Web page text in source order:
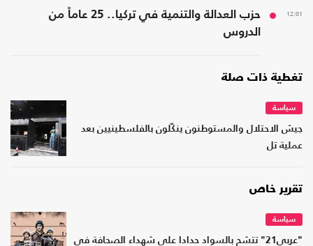
12:01
حزب العدالة والتنمية في تركيا.. 25 عاماً من
الدروس
تغطية ذات صلة
سياسة
جيش الاحتلال والمستوطنون ينكّلون بالفلسطينيين بعد
عملية تل
تقرير خاص
سياسة
"عربي21" تتشح بالسواد حدادا على شهداء الصحافة في